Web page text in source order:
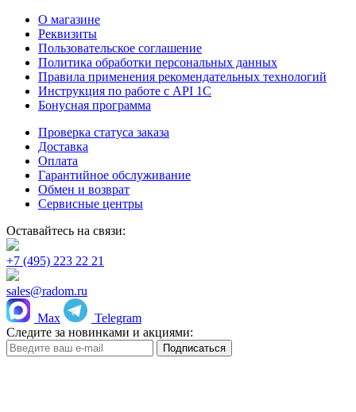
О магазине
Реквизиты
Пользовательское соглашение
Политика обработки персональных данных
Правила применения рекомендательных технологий
Инструкция по работе с API 1C
Бонусная программа
Проверка статуса заказа
Доставка
Оплата
Гарантийное обслуживание
Обмен и возврат
Сервисные центры
Оставайтесь на связи:
+7 (495) 223 22 21
sales@radom.ru
Max
Telegram
Следите за новинками и акциями: